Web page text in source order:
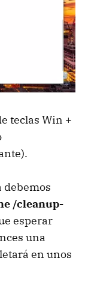
teclas Win +
debemos
/cleanup-
esperar
una
en unos